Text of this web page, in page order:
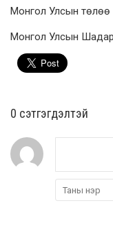
Монгол Улсын төлөө
Монгол Улсын
0 cэтгэгдэлтэй